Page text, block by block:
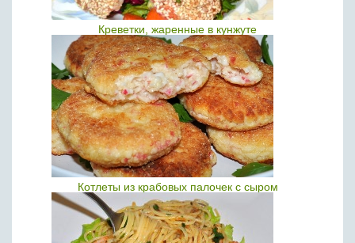
Креветки, жаренные в кунжуте
Котлеты из крабовых палочек с сыром